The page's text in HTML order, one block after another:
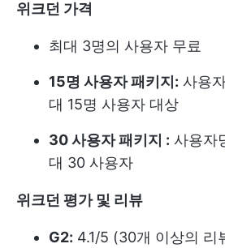
위크던 가격
최대 3명의 사용자 무료
15명 사용자 패키지: 사용
대 15명 사용자 대상
30 사용자 패키지 : 사용자
대 30 사용자
위크던 평가 및 리뷰
G2: 4.1/5 (30개 이상의 리